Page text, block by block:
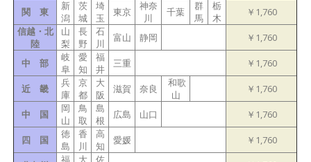
関 東
新
潟
茨
城
埼
玉
東京
神奈
川
千葉
群
馬
栃
木
￥1,760
信越・北
陸
山
梨
長
野
石
川
富山 静岡 ￥1,760
中 部
岐
阜
愛
知
福
井
三重 ￥1,760
近 畿
兵
庫
京
都
大
阪
滋賀 奈良
和歌
山
￥1,760
中 国
岡
山
鳥
取
島
根
広島 山口 ￥1,760
四 国
徳
島
香
川
高
知
愛媛 ￥1,760
福
大
佐